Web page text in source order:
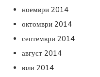
ноември 2014
октомври 2014
септември 2014
август 2014
юли 2014